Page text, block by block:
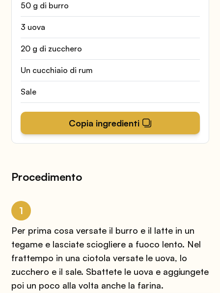
50 g di burro
3 uova
20 g di zucchero
Un cucchiaio di rum
Sale
Copia ingredienti
Procedimento
1
Per prima cosa versate il burro e il latte in un
tegame e lasciate sciogliere a fuoco lento. Nel
frattempo in una ciotola versate le uova, lo
zucchero e il sale. Sbattete le uova e aggiungete
poi un poco alla volta anche la farina.